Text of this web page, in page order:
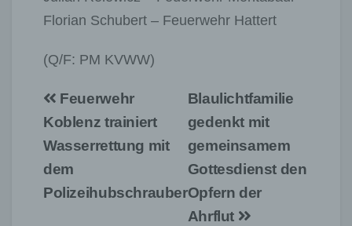
Florian Schubert – Feuerwehr Hattert
(Q/F: PM KVWW)
Beitragsnavigation
Blaulichtfamilie
gedenkt mit
gemeinsamem
Gottesdienst den
Opfern der
Ahrflut
Feuerwehr
Koblenz trainiert
Wasserrettung mit
dem
Polizeihubschrauber